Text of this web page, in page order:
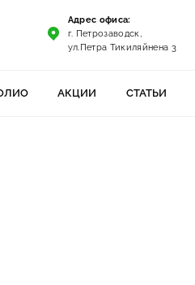
Адрес офиса:
г. Петрозаводск,
ул.Петра Тикиляйнена 3
АКЦИИ СТАТЬИ